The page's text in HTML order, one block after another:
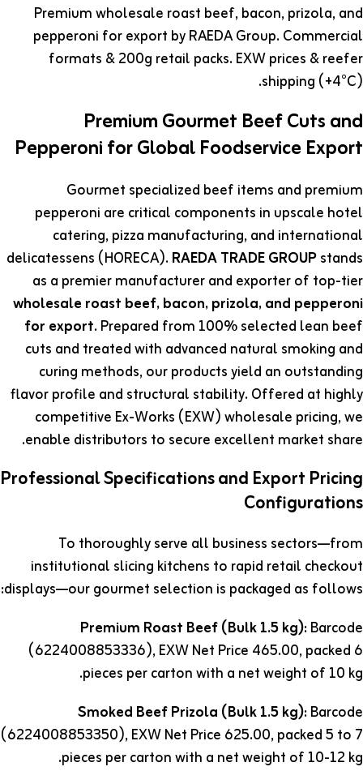
Premium wholesale roast beef, bacon, prizola, and
pepperoni for export by RAEDA Group. Commercial
formats & 200g retail packs. EXW prices & reefer
shipping (+4°C).
Premium Gourmet Beef Cuts and
Pepperoni for Global Foodservice Export
Gourmet specialized beef items and premium
pepperoni are critical components in upscale hotel
catering, pizza manufacturing, and international
delicatessens (HORECA).RAEDA TRADE GROUPstands
as a premier manufacturer and exporter of top-tier
wholesale roast beef, bacon, prizola, and pepperoni
for export. Prepared from 100% selected lean beef
cuts and treated with advanced natural smoking and
curing methods, our products yield an outstanding
flavor profile and structural stability. Offered at highly
competitive Ex-Works (EXW) wholesale pricing, we
enable distributors to secure excellent market share.
Professional Specifications and Export Pricing
Configurations
To thoroughly serve all business sectors—from
institutional slicing kitchens to rapid retail checkout
displays—our gourmet selection is packaged as follows:
Premium Roast Beef (Bulk 1.5 kg):Barcode
(6224008853336), EXW Net Price 465.00, packed 6
pieces per carton with a net weight of 10 kg.
Smoked Beef Prizola (Bulk 1.5 kg):Barcode
(6224008853350), EXW Net Price 625.00, packed 5 to 7
pieces per carton with a net weight of 10-12 kg.